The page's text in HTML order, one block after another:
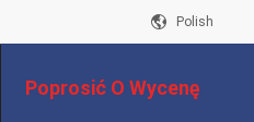
Polish
Poprosić O Wycenę